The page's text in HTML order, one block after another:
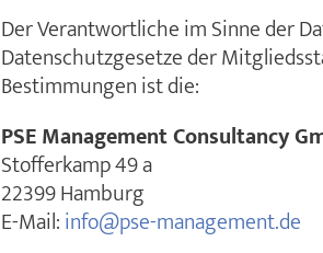
Der Verantwortliche im Sinne der
Datenschutzgesetze der
Bestimmungen ist die:
PSE Management Consultancy
Stofferkamp 49 a
22399 Hamburg
E-Mail:info@pse-management.de